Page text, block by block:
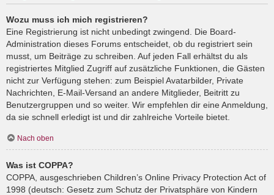
Wozu muss ich mich registrieren?
Eine Registrierung ist nicht unbedingt zwingend. Die Board-
Administration dieses Forums entscheidet, ob du registriert sein
musst, um Beiträge zu schreiben. Auf jeden Fall erhältst du als
registriertes Mitglied Zugriff auf zusätzliche Funktionen, die Gästen
nicht zur Verfügung stehen: zum Beispiel Avatarbilder, Private
Nachrichten, E-Mail-Versand an andere Mitglieder, Beitritt zu
Benutzergruppen und so weiter. Wir empfehlen dir eine Anmeldung,
da sie schnell erledigt ist und dir zahlreiche Vorteile bietet.
Nach oben
Was ist COPPA?
COPPA, ausgeschrieben Children’s Online Privacy Protection Act of
1998 (deutsch: Gesetz zum Schutz der Privatsphäre von Kindern